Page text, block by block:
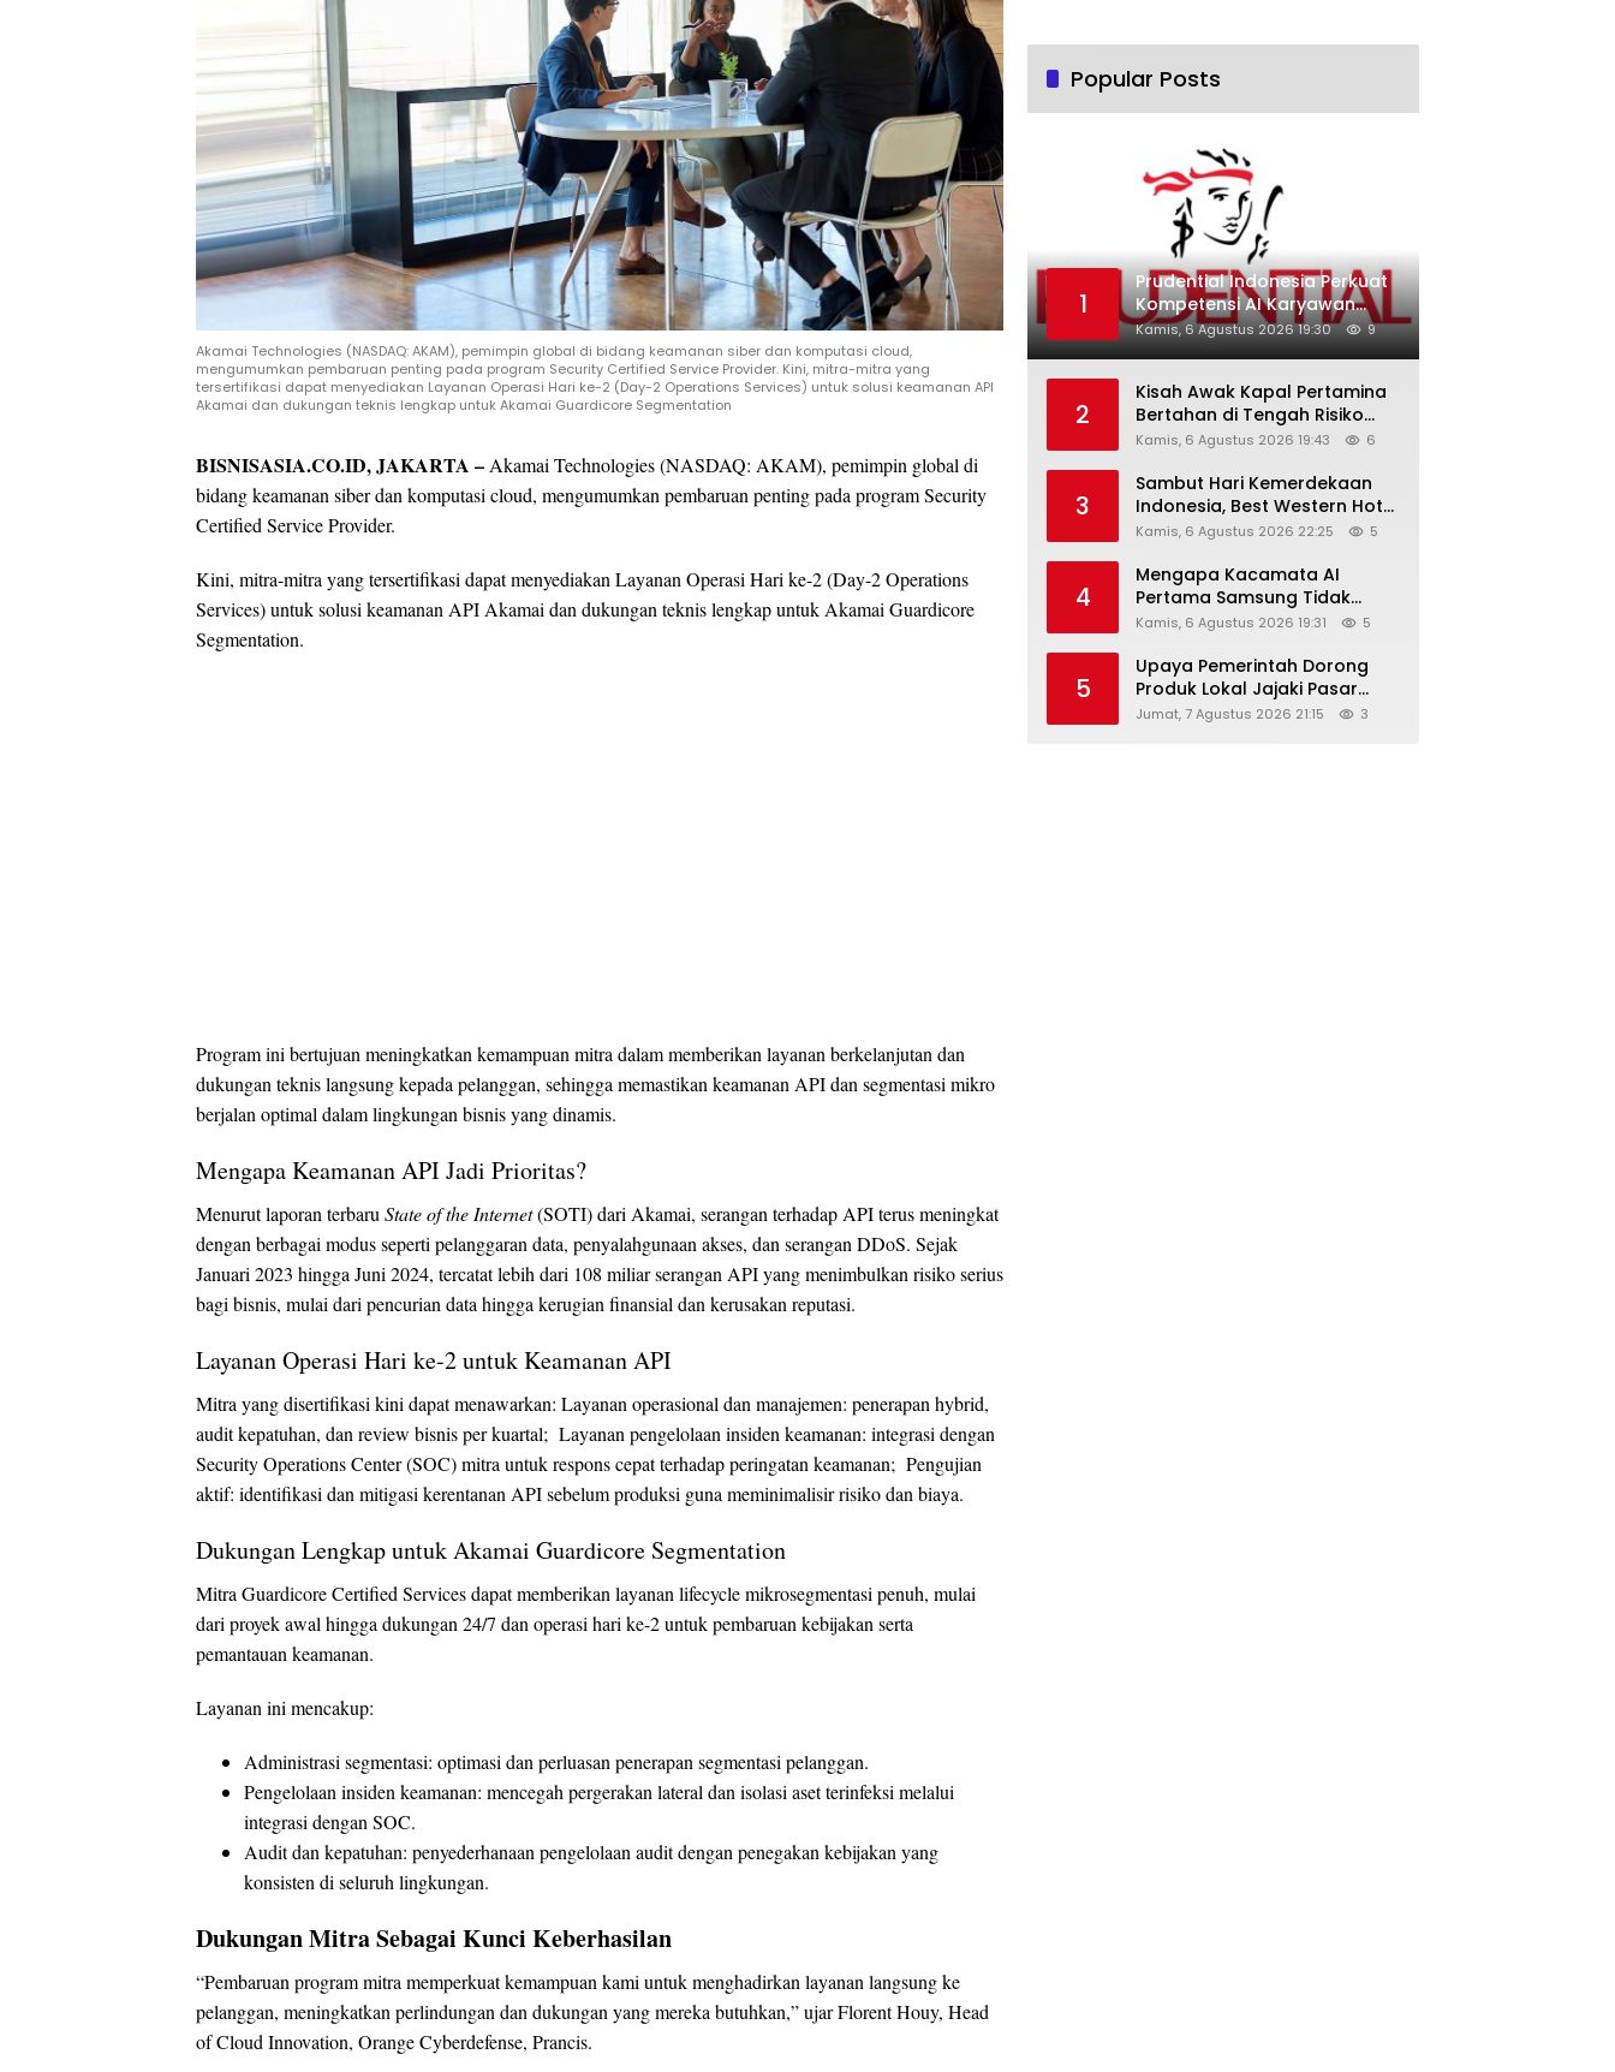
Akamai Technologies (NASDAQ: AKAM), pemimpin global di bidang keamanan siber dan komputasi cloud,
mengumumkan pembaruan penting pada program Security Certified Service Provider. Kini, mitra-mitra yang
tersertifikasi dapat menyediakan Layanan Operasi Hari ke-2 (Day-2 Operations Services) untuk solusi keamanan API
Akamai dan dukungan teknis lengkap untuk Akamai Guardicore Segmentation
BISNISASIA.CO.ID, JAKARTA – Akamai Technologies (NASDAQ: AKAM), pemimpin global di
bidang keamanan siber dan komputasi cloud, mengumumkan pembaruan penting pada program Security
Certified Service Provider.
Kini, mitra-mitra yang tersertifikasi dapat menyediakan Layanan Operasi Hari ke-2 (Day-2 Operations
Services) untuk solusi keamanan API Akamai dan dukungan teknis lengkap untuk Akamai Guardicore
Segmentation.
Program ini bertujuan meningkatkan kemampuan mitra dalam memberikan layanan berkelanjutan dan
dukungan teknis langsung kepada pelanggan, sehingga memastikan keamanan API dan segmentasi mikro
berjalan optimal dalam lingkungan bisnis yang dinamis.
Mengapa Keamanan API Jadi Prioritas?
Menurut laporan terbaru State of the Internet(SOTI) dari Akamai, serangan terhadap API terus meningkat
dengan berbagai modus seperti pelanggaran data, penyalahgunaan akses, dan serangan DDoS. Sejak
Januari 2023 hingga Juni 2024, tercatat lebih dari 108 miliar serangan API yang menimbulkan risiko serius
bagi bisnis, mulai dari pencurian data hingga kerugian finansial dan kerusakan reputasi.
Layanan Operasi Hari ke-2 untuk Keamanan API
Mitra yang disertifikasi kini dapat menawarkan: Layanan operasional dan manajemen: penerapan hybrid,
audit kepatuhan, dan review bisnis per kuartal; Layanan pengelolaan insiden keamanan: integrasi dengan
Security Operations Center (SOC) mitra untuk respons cepat terhadap peringatan keamanan; Pengujian
aktif: identifikasi dan mitigasi kerentanan API sebelum produksi guna meminimalisir risiko dan biaya.
Dukungan Lengkap untuk Akamai Guardicore Segmentation
Mitra Guardicore Certified Services dapat memberikan layanan lifecycle mikrosegmentasi penuh, mulai
dari proyek awal hingga dukungan 24/7 dan operasi hari ke-2 untuk pembaruan kebijakan serta
pemantauan keamanan.
Layanan ini mencakup:
Administrasi segmentasi: optimasi dan perluasan penerapan segmentasi pelanggan.
Pengelolaan insiden keamanan: mencegah pergerakan lateral dan isolasi aset terinfeksi melalui
integrasi dengan SOC.
Audit dan kepatuhan: penyederhanaan pengelolaan audit dengan penegakan kebijakan yang
konsisten di seluruh lingkungan.
Dukungan Mitra Sebagai Kunci Keberhasilan
“Pembaruan program mitra memperkuat kemampuan kami untuk menghadirkan layanan langsung ke
pelanggan, meningkatkan perlindungan dan dukungan yang mereka butuhkan,” ujar Florent Houy, Head
of Cloud Innovation, Orange Cyberdefense, Prancis.
Popular Posts
1
Prudential Indonesia Perkuat
Kompetensi AI Karyawan
Lewat AI Week
Kamis, 6 Agustus 2026 19:30 9
2
Kisah Awak Kapal Pertamina
Bertahan di Tengah Risiko
Pelayaran Selat Hormuz
Kamis, 6 Agustus 2026 19:43 6
3
Sambut Hari Kemerdekaan
Indonesia, Best Western Hotel
Hadirkan The Freedom Stay
Kamis, 6 Agustus 2026 22:25 5
4
Mengapa Kacamata AI
Pertama Samsung Tidak
Dibekali Layar?
Kamis, 6 Agustus 2026 19:31 5
5
Upaya Pemerintah Dorong
Produk Lokal Jajaki Pasar
Global, Ini Harapan Menteri
Jumat, 7 Agustus 2026 21:15 3